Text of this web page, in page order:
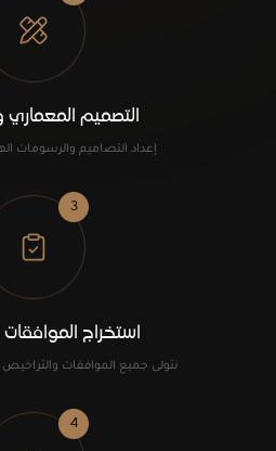
التصميم
إعداد التصاميم والرسومات
3
استخراج
نتولى جميع الموافقات
4